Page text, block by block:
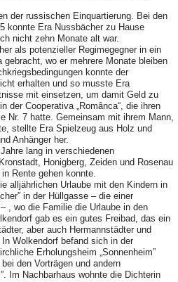
der russischen Einquartierung. Bei den
konnte Era Nussbächer zu Hause
nicht zehn Monate alt war.
als potenzieller Regimegegner in ein
gebracht, wo er mehrere Monate bleiben
konnte der
erhalten und so musste Era
mit einsetzen, um damit Geld zu
der Cooperativa „Românca“, die ihren
Nr. 7 hatte. Gemeinsam mit ihrem Mann,
stellte Era Spielzeug aus Holz und
Anhänger her.
lang in verschiedenen
Honigberg, Zeiden und Rosenau
Rente gehen konnte.
alljährlichen Urlaube mit den Kindern in
in der Hüllgasse – die einer
, wo die Familie die Urlaube in den
gab es ein gutes Freibad, das ein
aber auch Hermannstädter und
Wolkendorf befand sich in der
Erholungsheim „Sonnenheim”
den Vorträgen und andern
Im Nachbarhaus wohnte die Dichterin